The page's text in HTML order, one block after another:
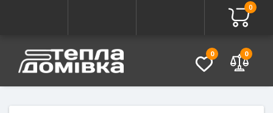
0
0 0
Питання - Відповідь